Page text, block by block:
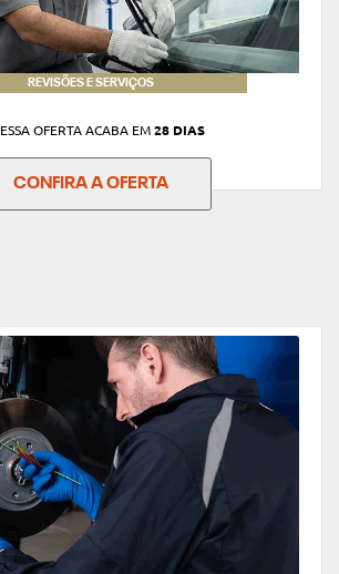
REVISÕES E SERVIÇOS
ESSA OFERTA ACABA EM28 DIAS
CONFIRA A OFERTA